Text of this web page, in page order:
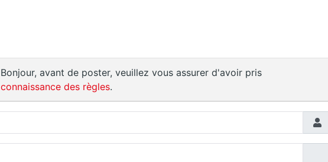
Bonjour, avant de poster, veuillez vous assurer d'avoir pris
connaissance des règles.